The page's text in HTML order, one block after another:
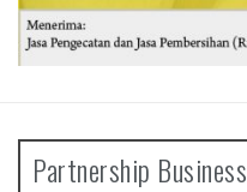
Partnership Business